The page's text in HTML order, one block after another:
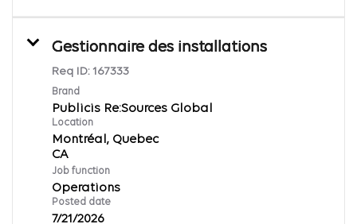
Gestionnaire des installations
Req ID: 167333
Brand
Publicis Re:Sources Global
Location
Montréal, Quebec
Job function
Operations
Posted date
7/21/2026